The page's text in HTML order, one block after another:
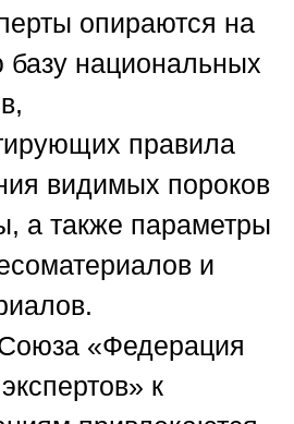
опираются на
национальных
правила
видимых пороков
а также параметры
и
«Федерация
к